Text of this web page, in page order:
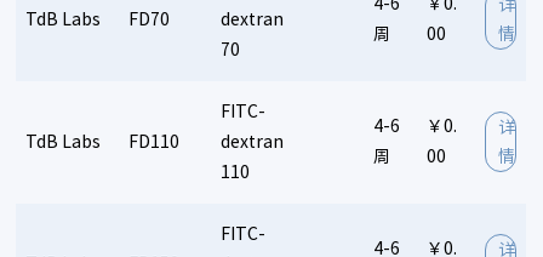
TdB Labs FD70
dextran
70
4-6
周
￥0.
00
详
情
TdB Labs FD110
FITC-
dextran
110
4-6
周
￥0.
00
详
情
FITC-
4-6
￥0.
详